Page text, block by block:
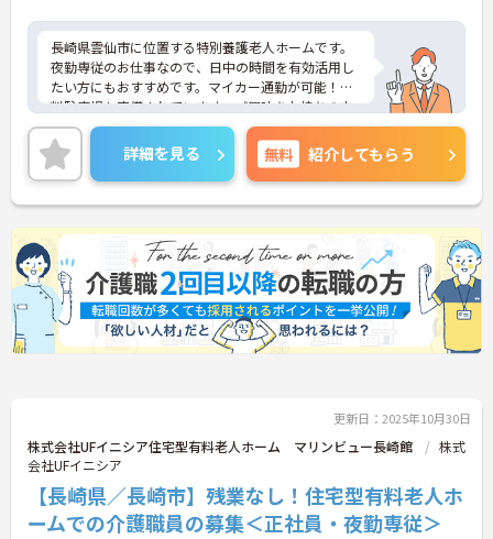
長崎県雲仙市に位置する特別養護老人ホームです。
夜勤専従のお仕事なので、日中の時間を有効活用し
たい方にもおすすめです。マイカー通勤が可能！無
料駐車場も完備されています。ご興味をお持ちの方
はお気軽にお問い合わせください。
詳細を見る 無料 紹介してもらう
更新日：2025年10月30日
株式会社UFイニシア住宅型有料老人ホーム マリンビュー長崎館
株式
会社UFイニシア
【長崎県／長崎市】残業なし！住宅型有料老人ホ
ームでの介護職員の募集＜正社員・夜勤専従＞